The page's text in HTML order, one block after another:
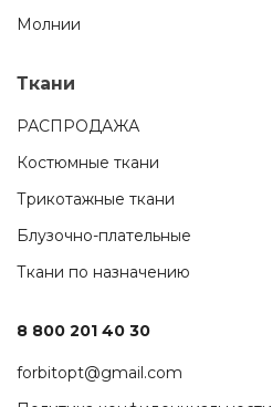
Молнии
Ткани
РАСПРОДАЖА
Костюмные ткани
Трикотажные ткани
Блузочно-плательные
Ткани по назначению
8 800 201 40 30
forbitopt@gmail.com